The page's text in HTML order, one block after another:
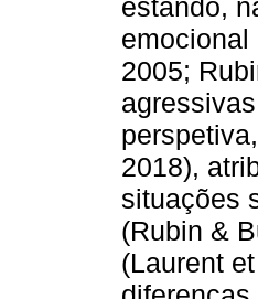
estando,
emocional
2005;
2018),
situações
(Rubin &
(Laurent